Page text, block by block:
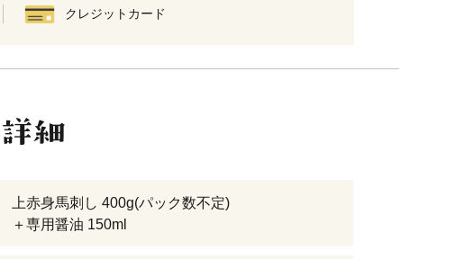
クレジットカード
上赤身馬刺し 400g(パック数不定)
＋専用醤油 150ml